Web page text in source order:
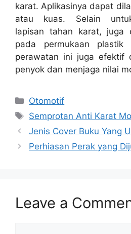
karat. Aplikasinya dapat
atau kuas. Selain
lapisan tahan karat, juga
pada permukaan
perawatan ini juga efektif
penyok dan menjaga nilai
Categories
Otomotif
Tags
Semprotan Anti Karat
Jenis Cover Buku Yang
Perhiasan Perak yang
Leave a